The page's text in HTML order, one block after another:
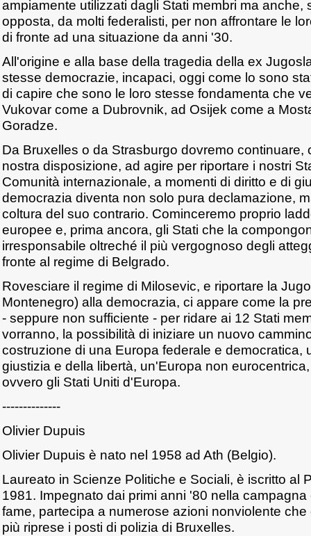
ampiamente utilizzati dagli Stati membri ma anche,
opposta, da molti federalisti, per non affrontare le
di fronte ad una situazione da anni '30.
All'origine e alla base della tragedia della ex
stesse democrazie, incapaci, oggi come lo sono
di capire che sono le loro stesse fondamenta che
Vukovar come a Dubrovnik, ad Osijek come a
Goradze.
Da Bruxelles o da Strasburgo dovremo continuare,
nostra disposizione, ad agire per riportare i nostri
Comunità internazionale, a momenti di diritto e di
democrazia diventa non solo pura declamazione,
coltura del suo contrario. Cominceremo proprio
europee e, prima ancora, gli Stati che la
irresponsabile oltreché il più vergognoso degli
fronte al regime di Belgrado.
Rovesciare il regime di Milosevic, e riportare la
Montenegro) alla democrazia, ci appare come la
- seppure non sufficiente - per ridare ai 12 Stati
vorranno, la possibilità di iniziare un nuovo
costruzione di una Europa federale e democratica,
giustizia e della libertà, un'Europa non
ovvero gli Stati Uniti d'Europa.
--------------
Olivier Dupuis
Olivier Dupuis è nato nel 1958 ad Ath (Belgio).
Laureato in Scienze Politiche e Sociali, è iscritto al
1981. Impegnato dai primi anni '80 nella
fame, partecipa a numerose azioni nonviolente
più riprese i posti di polizia di Bruxelles.